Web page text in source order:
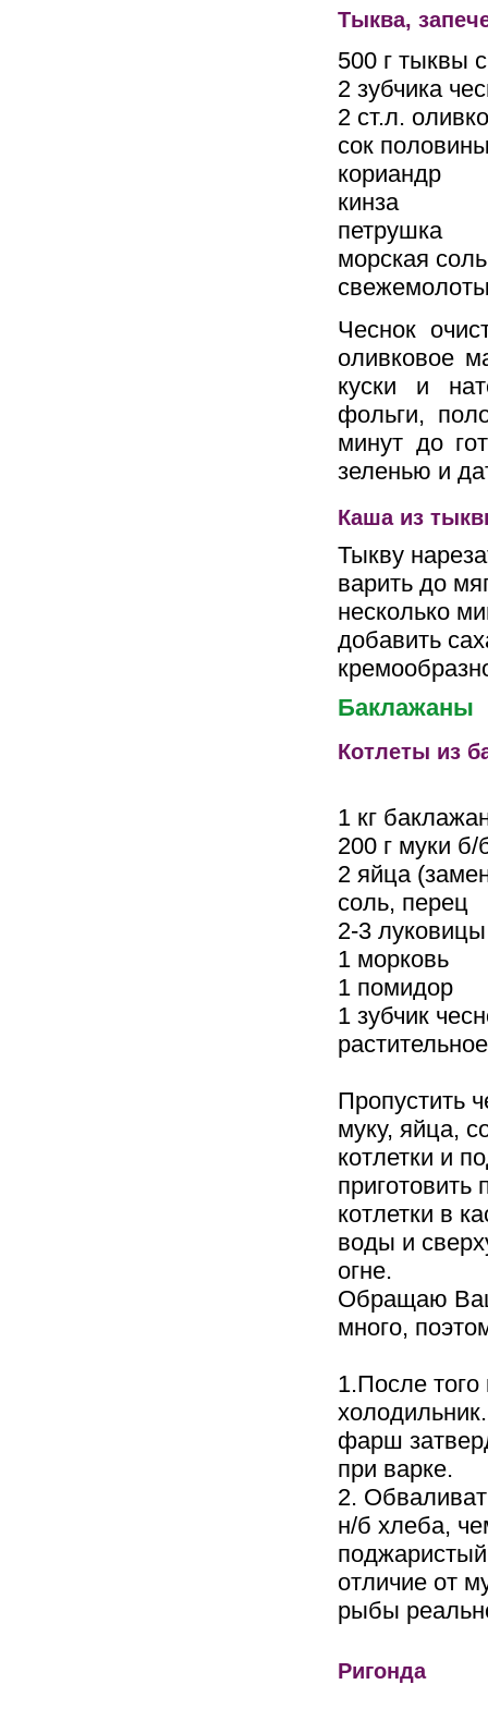
Тыква,
500 г тыквы
2 зубчика
2 ст.л.
сок
кориандр
кинза
петрушка
морская соль
Чеснок
оливковое
куски и
фольги,
минут до
зеленью и
Каша из
Тыкву
варить до
несколько
добавить
Баклажаны
Котлеты из
1 кг
200 г муки б/
2 яйца
соль, перец
2-3 луковицы
1 морковь
1 помидор
1 зубчик
Пропустить
муку, яйца,
котлетки и
котлетки в
воды и
огне.
Обращаю
много,
1.После того
фарш
при варке.
2.
н/б хлеба,
поджаристый
отличие от
рыбы
Ригонда